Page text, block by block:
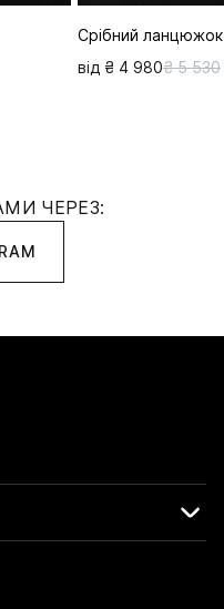
Срібний ланцюжок
від ₴ 4 980₴ 5 530
ЧЕРЕЗ: